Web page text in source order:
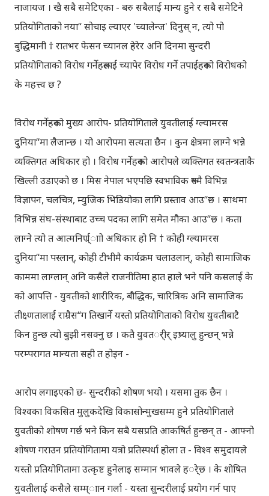
नाजायज । खै सबै समेटिएका - बरु सबैलाई मान्य हुने र सबै समेटिने
प्रतियोगिताको नया“ सोचाइ ल्याएर 'च्यालेन्ज' दिनुस् न, त्यो पो
बुद्धिमानी † रातभर फेसन च्यानल हेरेर अनि दिनमा सुन्दरी
प्रतियोगिताको विरोध गर्नेहरूलाई च्यापेर विरोध गर्ने तपाईहरूको विरोधको
के महत्त्व छ ?
विरोध गर्नेहरूको मुख्य आरोप- प्रतियोगिताले युवतीलाई ग्ल्यामरस
दुनिया“मा लैजान्छ । यो आरोपमा सत्यता छैन । कुन क्षेत्रमा लाग्ने भन्ने
व्यक्तिगत अधिकार हो । विरोध गर्नेहरूको आरोपले व्यक्तिगत स्वतन्त्रताकै
खिल्ली उडाएको छ । मिस नेपाल भएपछि स्वभाविक रूपमै विभिन्न
विज्ञापन, चलचित्र, म्युजिक भिडियोका लागि प्रस्ताव आउ“छ । साथमा
विभिन्न संघ-संस्थाबाट उच्च पदका लागि समेत मौका आउ“छ । कता
लाग्ने त्यो त आत्मनिर्ण्र्ााो अधिकार हो नि † कोही ग्ल्यामरस
दुनिया“मा पस्लान्, कोही टीभीमै कार्यक्रम चलाउलान्, कोही सामाजिक
काममा लाग्लान् अनि कसैले राजनीतिमा हात हाले भने पनि कसलाई के
को आपत्ति - युवतीको शारीरिक, बौद्धिक, चारित्रिक अनि सामाजिक
तीक्ष्णतालाई राम्रैस“ग तिखार्ने यस्तो प्रतियोगिताको विरोध युवतीबाटै
किन हुन्छ त्यो बुझी नसक्नु छ । कतै युवतर्ीर् इष्र्यालु हुन्छन् भन्ने
परम्परागत मान्यता सही त होइन -
आरोप लगाइएको छ- सुन्दरीको शोषण भयो । यसमा तुक छैन ।
विश्वका विकसित मुलुकदेखि विकासोन्मुखसम्म हुने प्रतियोगिताले
युवतीको शोषण गर्छ भने किन सबै यसप्रति आकषिर्त हुन्छन् त - आफ्नो
शोषण गराउन प्रतियोगितामा यत्रो प्रतिस्पर्धा होला त - विश्व समुदायले
यस्तो प्रतियोगितामा उत्कृष्ट हुनेलाइ सम्मान भावले हर्ेछ । के शोषित
युवतीलाई कसैले सम्म्ाान गर्ला - यस्ता सुन्दरीलाई प्रयोग गर्न पाए